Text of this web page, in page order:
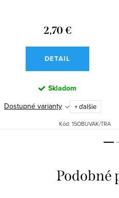
2,70 €
DETAIL
Skladom
Dostupné varianty + ďalšie
Kód: 15OBUVAK/TRA